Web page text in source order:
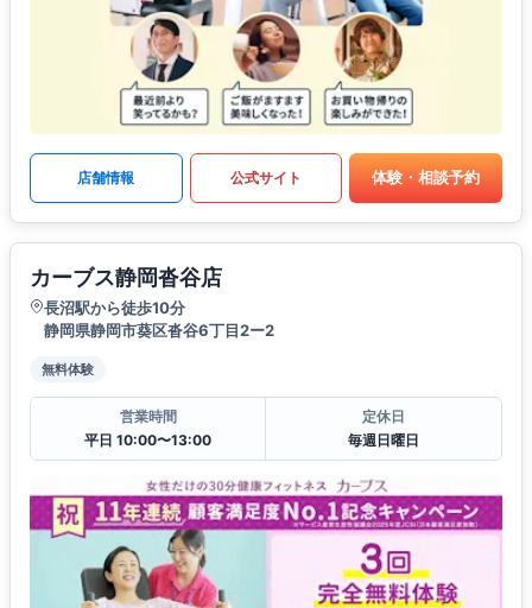
店舗情報 公式サイト 体験・相談予約
カーブス静岡沓谷店
長沼駅から徒歩10分
静岡県静岡市葵区沓谷6丁目2ー2
無料体験
営業時間
平日 10:00〜13:00
定休日
毎週日曜日